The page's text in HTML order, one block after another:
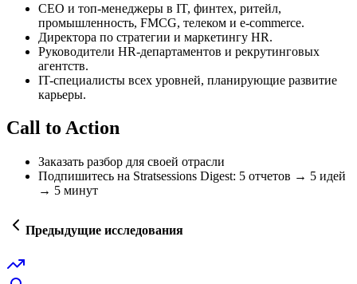
СЕО и топ-менеджеры в IT, финтех, ритейл,
промышленность, FMCG, телеком и e-commerce.
Директора по стратегии и маркетингу HR.
Руководители HR-департаментов и рекрутинговых
агентств.
IT-специалисты всех уровней, планирующие развитие
карьеры.
Call to Action
Заказать разбор для своей отрасли
Подпишитесь на Stratsessions Digest: 5 отчетов → 5 идей
→ 5 минут
Предыдущие исследования